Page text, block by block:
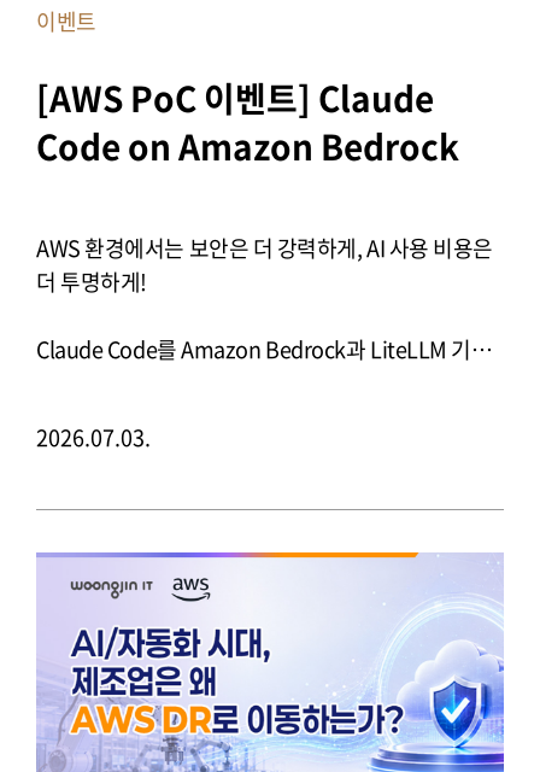
이벤트
[AWS PoC 이벤트] Claude
AWS 환경에서는 보안은 더 강력하게, AI 사용 비용은
더 투명하게!
Claude Code를 Amazon Bedrock과 LiteLLM 기반
2026.07.03.